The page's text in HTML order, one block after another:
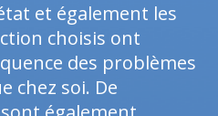
et également les
choisis ont
des problèmes
chez soi. De